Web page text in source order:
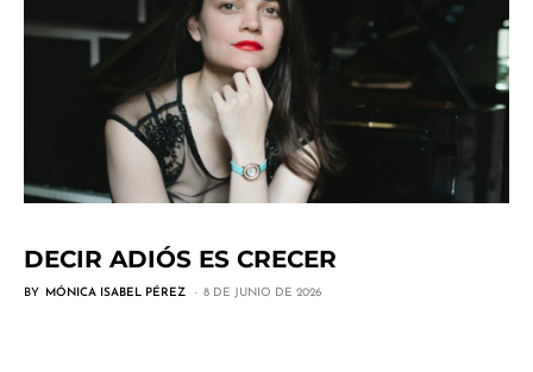
DECIR ADIÓS ES CRECER
BY MÓNICA ISABEL PÉREZ 8 DE JUNIO DE 2026